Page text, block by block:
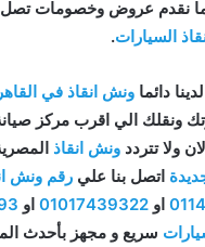
السيارات.
لدينا دائما ونش انقاذ في
ونقلك الي اقرب مركز
ولا تتردد ونش انقاذ
اتصل بنا علي رقم ونش
او 01017439322 او
سريع و مجهز بأحدث